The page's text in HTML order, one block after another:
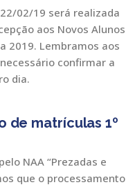
02/19 será realizada
aos Novos Alunos
2019. Lembramos aos
confirmar a
dia.
de matrículas 1º
NAA “Prezadas e
que o processamento